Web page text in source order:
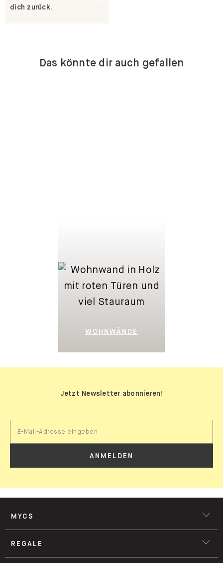
dich zurück.
Das könnte dir auch gefallen
WOHNWÄNDE
Jetzt Newsletter abonnieren!
ANMELDEN
MYCS
REGALE